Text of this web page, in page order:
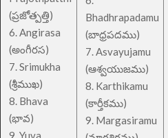
(ప్రజోత్పత్తి)
6. Angirasa
(అంగీరస)
7. Srimukha
(శ్రీముఖ)
8. Bhava
(భావ)
9. Yuva
Bhadhrapadamu
(బాధ్రపదము)
7. Asvayujamu
(ఆశ్వయుజము)
8. Karthikamu
(కార్తీకము)
9. Margasiramu